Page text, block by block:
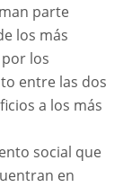
parte
los más
los
entre las dos
a los más
social que
en